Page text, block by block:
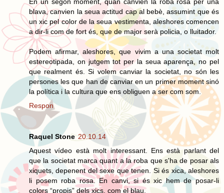
En un segon moment, quan canvien la roba rosa per una
blava, canvien la seua actitud cap al bebè, assumint que és
un xic pel color de la seua vestimenta, aleshores comencen
a dir-li com de fort és, que de major serà policia, o lluitador.
Podem afirmar, aleshores, que vivim a una societat molt
estereotipada, on jutgem tot per la seua aparença, no pel
que realment és. Si volem canviar la societat, no són les
persones les que han de canviar en un primer moment sinó
la política i la cultura que ens obliguen a ser com som.
Respon
Raquel Stone 20.10.14
Aquest vídeo està molt interessant. Ens està parlant del
que la societat marca quant a la roba que s'ha de posar als
xiquets, depenent del sexe que tenen. Si és xica, aleshores
li posem roba rosa. En canvi, si és xic hem de posar-li
colors “propis” dels xics, com el blau.